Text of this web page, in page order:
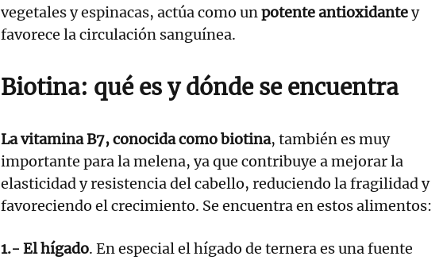
vegetales y espinacas, actúa como unpotente antioxidantey
favorece la circulación sanguínea.
Biotina: qué es y dónde se encuentra
La vitamina B7, conocida como biotina, también es muy
importante para la melena, ya que contribuye a mejorar la
elasticidad y resistencia del cabello, reduciendo la fragilidad y
favoreciendo el crecimiento. Se encuentra en estos alimentos:
1.- El hígado. En especial el hígado de ternera es una fuente